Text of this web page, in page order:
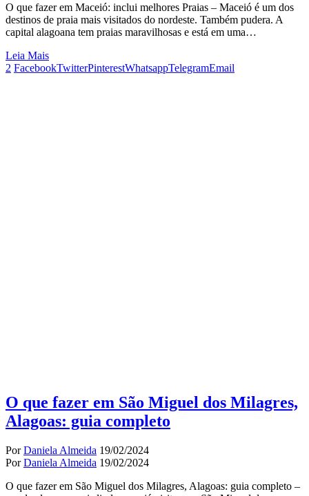
O que fazer em Maceió: inclui melhores Praias – Maceió é um dos
destinos de praia mais visitados do nordeste. Também pudera. A
capital alagoana tem praias maravilhosas e está em uma…
Leia Mais
2 FacebookTwitterPinterestWhatsappTelegramEmail
O que fazer em São Miguel dos Milagres,
Alagoas: guia completo
PorDaniela Almeida 19/02/2024
PorDaniela Almeida 19/02/2024
O que fazer em São Miguel dos Milagres, Alagoas: guia completo –